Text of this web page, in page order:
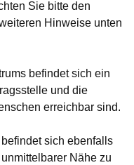
Sie bitte den
Hinweise unten
befindet sich ein
und die
erreichbar sind.
sich ebenfalls
Nähe zu